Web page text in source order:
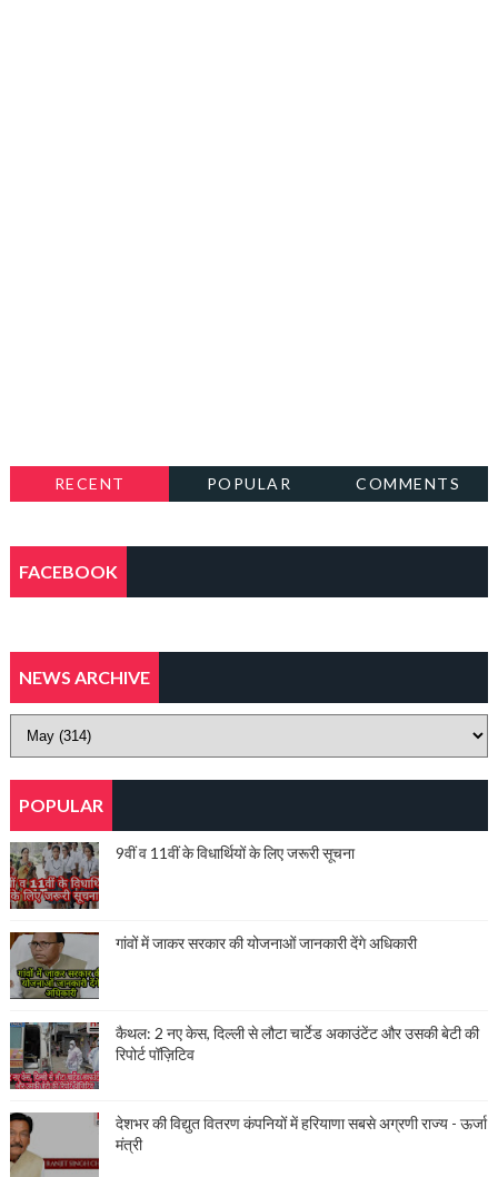
RECENT POPULAR COMMENTS
FACEBOOK
NEWS ARCHIVE
POPULAR
9वीं व 11वीं के विधार्थियों के लिए जरूरी सूचना
गांवों में जाकर सरकार की योजनाओं जानकारी देंगे अधिकारी
कैथल: 2 नए केस, दिल्ली से लौटा चार्टेड अकाउंटेंट और उसकी बेटी की
रिपोर्ट पॉज़िटिव
देशभर की विद्युत वितरण कंपनियों में हरियाणा सबसे अग्रणी राज्य - ऊर्जा
मंत्री